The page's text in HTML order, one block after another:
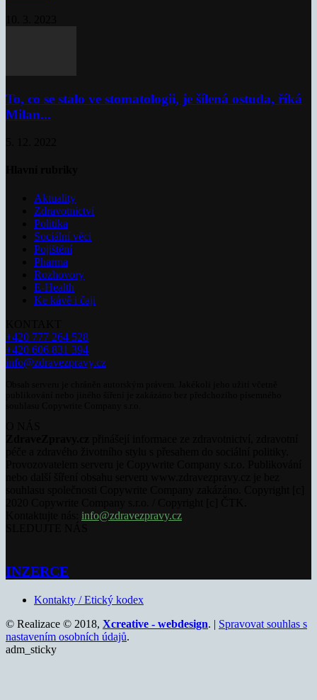
To, co se stalo ve stomatologii, je šílená ostuda, říká
Milan...
Aktuality
Zdravotnictví
Politika
Sociální věci
Pojištění
Pharma
Rozhovory
E-Health
Ke kávě i čaji
+420 777 264 528
+420 606 831 394
info@zdravezpravy.cz
info@zdravezpravy.cz
INZERCE
Kontakty / Etický kodex
© Realizace © 2018, Xcreative - webdesign. | Spravovat souhlas s
nastavením osobních údajů.
adm_sticky